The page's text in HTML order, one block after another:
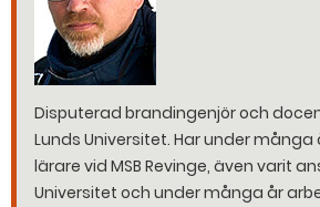
Disputerad brandingenjör och
Lunds Universitet. Har under
lärare vid MSB Revinge, även varit
Universitet och under många år